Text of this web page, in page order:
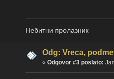
Небитни пролазник
Odg: Vreca,
« Odgovor #3 poslato: